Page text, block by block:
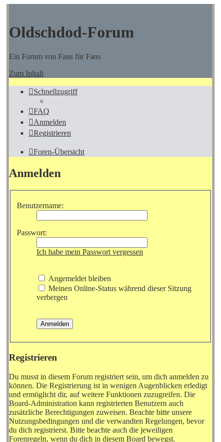
Oldschdod-Forum
Ein Forum von Fans für Fans
Zum Inhalt
Schnellzugriff
FAQ
Anmelden
Registrieren
Foren-Übersicht
Anmelden
Benutzername:
Passwort:
Ich habe mein Passwort vergessen
Angemeldet bleiben
Meinen Online-Status während dieser Sitzung
verbergen
Registrieren
Du musst in diesem Forum registriert sein, um dich anmelden zu
können. Die Registrierung ist in wenigen Augenblicken erledigt
und ermöglicht dir, auf weitere Funktionen zuzugreifen. Die
Board-Administration kann registrierten Benutzern auch
zusätzliche Berechtigungen zuweisen. Beachte bitte unsere
Nutzungsbedingungen und die verwandten Regelungen, bevor
du dich registrierst. Bitte beachte auch die jeweiligen
Forenregeln, wenn du dich in diesem Board bewegst.